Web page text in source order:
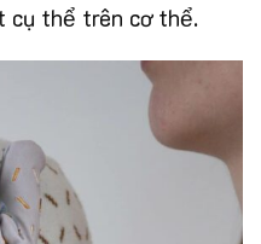
cụ thể trên cơ thể.